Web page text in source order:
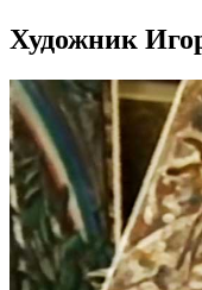
Художник